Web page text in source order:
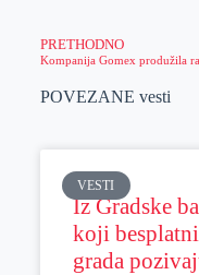
PRETHODNO
POVEZANE vesti
VESTI
Iz Gradske
koji
grada